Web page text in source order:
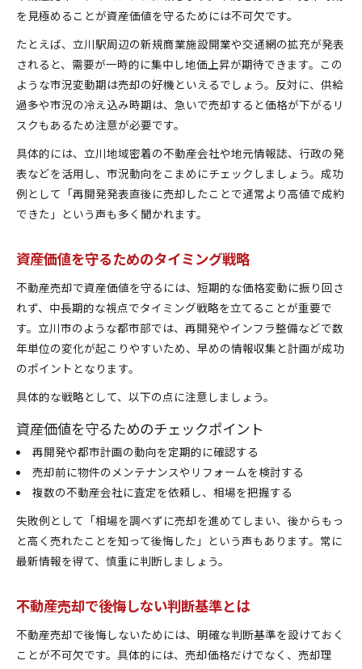
を見極めることが資産価値を守るためには不可欠です。
たとえば、立川駅周辺の新規商業施設開業や交通網の拡充が発表
されると、需要が一時的に集中し地価上昇が期待できます。この
ような市況変動期は売却の好機といえるでしょう。反対に、供給
過多や市況の冷え込み時期は、急いで売却すると価格が下がるリ
スクもあるため注意が必要です。
具体的には、立川地域密着の不動産会社や地元情報誌、行政の発
表などを活用し、市況動向をこまめにチェックしましょう。成功
例として「再開発発表直後に売却したことで通常より高値で成約
できた」という声も多く聞かれます。
資産価値を守るためのタイミング戦略
不動産売却で資産価値を守るには、短期的な価格変動に振り回さ
れず、中長期的な視点でタイミング戦略を立てることが重要で
す。立川市のような都市部では、再開発やインフラ整備などで数
年単位の変化が起こりやすいため、早めの情報収集と計画が成功
のポイントとなります。
具体的な戦略として、以下の点に注意しましょう。
資産価値を守るためのチェックポイント
再開発や都市計画の動向を定期的に確認する
売却前に物件のメンテナンスやリフォームを検討する
複数の不動産会社に査定を依頼し、相場を把握する
失敗例として「相場を調べずに売却を進めてしまい、後からもっ
と高く売れたことを知って後悔した」という声もあります。常に
最新情報を得て、慎重に判断しましょう。
不動産売却で後悔しない判断基準とは
不動産売却で後悔しないためには、明確な判断基準を設けておく
ことが不可欠です。具体的には、売却価格だけでなく、売却理